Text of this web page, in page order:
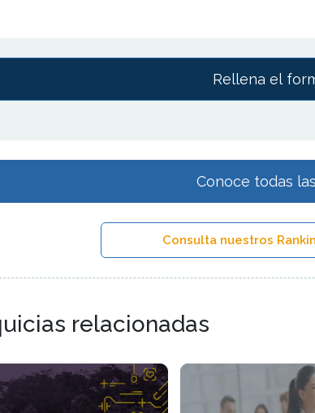
Rellena el
Conoce todas
Consulta nuestros
relacionadas